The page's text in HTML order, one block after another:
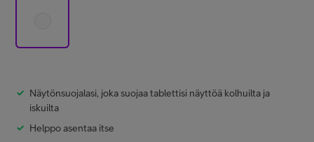
Näytönsuojalasi, joka suojaa tablettisi näyttöä kolhuilta ja
iskuilta
Helppo asentaa itse